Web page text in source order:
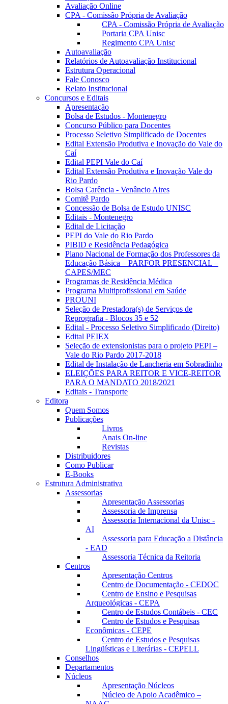
Avaliação Online
CPA - Comissão Própria de Avaliação
CPA - Comissão Própria de Avaliação
Portaria CPA Unisc
Regimento CPA Unisc
Autoavaliação
Relatórios de Autoavaliação Institucional
Estrutura Operacional
Fale Conosco
Relato Institucional
Concursos e Editais
Apresentação
Bolsa de Estudos - Montenegro
Concurso Público para Docentes
Processo Seletivo Simplificado de Docentes
Edital Extensão Produtiva e Inovação do Vale do
Caí
Edital PEPI Vale do Caí
Edital Extensão Produtiva e Inovação Vale do
Rio Pardo
Bolsa Carência - Venâncio Aires
Comitê Pardo
Concessão de Bolsa de Estudo UNISC
Editais - Montenegro
Edital de Licitação
PEPI do Vale do Rio Pardo
PIBID e Residência Pedagógica
Plano Nacional de Formação dos Professores da
Educação Básica – PARFOR PRESENCIAL –
CAPES/MEC
Programas de Residência Médica
Programa Multiprofissional em Saúde
PROUNI
Seleção de Prestadora(s) de Serviços de
Reprografia - Blocos 35 e 52
Edital - Processo Seletivo Simplificado (Direito)
Edital PEIEX
Seleção de extensionistas para o projeto PEPI –
Vale do Rio Pardo 2017-2018
Edital de Instalação de Lancheria em Sobradinho
ELEIÇÕES PARA REITOR E VICE-REITOR
PARA O MANDATO 2018/2021
Editais - Transporte
Editora
Quem Somos
Publicações
Livros
Anais On-line
Revistas
Distribuidores
Como Publicar
E-Books
Estrutura Administrativa
Assessorias
Apresentação Assessorias
Assessoria de Imprensa
Assessoria Internacional da Unisc -
AI
Assessoria para Educação a Distância
- EAD
Assessoria Técnica da Reitoria
Centros
Apresentação Centros
Centro de Documentação - CEDOC
Centro de Ensino e Pesquisas
Arqueológicas - CEPA
Centro de Estudos Contábeis - CEC
Centro de Estudos e Pesquisas
Econômicas - CEPE
Centro de Estudos e Pesquisas
Lingüísticas e Literárias - CEPELL
Conselhos
Departamentos
Núcleos
Apresentação Núcleos
Núcleo de Apoio Acadêmico –